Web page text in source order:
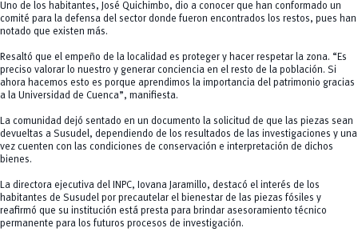
Uno de los habitantes, José Quichimbo, dio a conocer que han conformado un
comité para la defensa del sector donde fueron encontrados los restos, pues han
notado que existen más.
Resaltó que el empeño de la localidad es proteger y hacer respetar la zona. “Es
preciso valorar lo nuestro y generar conciencia en el resto de la población. Si
ahora hacemos esto es porque aprendimos la importancia del patrimonio gracias
a la Universidad de Cuenca”, manifiesta.
La comunidad dejó sentado en un documento la solicitud de que las piezas sean
devueltas a Susudel, dependiendo de los resultados de las investigaciones y una
vez cuenten con las condiciones de conservación e interpretación de dichos
bienes.
La directora ejecutiva del INPC, Iovana Jaramillo, destacó el interés de los
habitantes de Susudel por precautelar el bienestar de las piezas fósiles y
reafirmó que su institución está presta para brindar asesoramiento técnico
permanente para los futuros procesos de investigación.